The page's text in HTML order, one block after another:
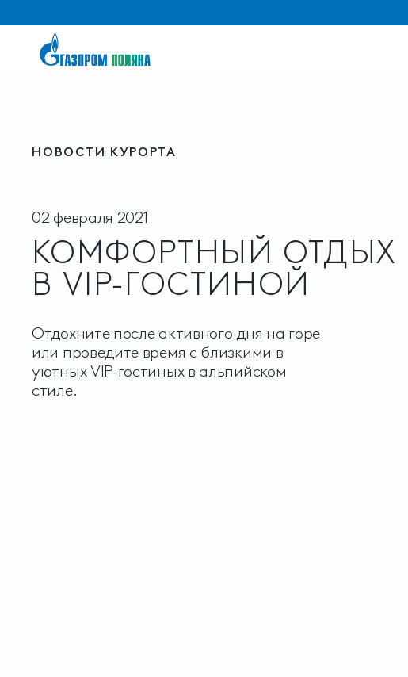
НОВОСТИ КУРОРТА
02 февраля 2021
КОМФОРТНЫЙ ОТДЫХ
В VIP-ГОСТИНОЙ
Отдохните после активного дня на горе
или проведите время с близкими в
уютных VIP-гостиных в альпийском
стиле.